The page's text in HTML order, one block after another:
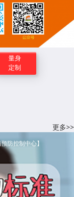
量身
定制
更多>>
防控制中心】